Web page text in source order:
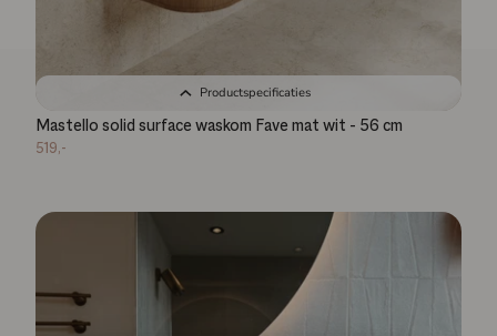
Productspecificaties
Mastello solid surface waskom Fave mat wit - 56 cm
519,-